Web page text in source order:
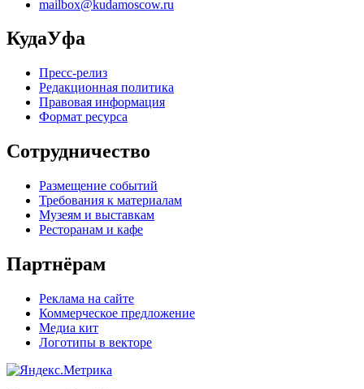
mailbox@kudamoscow.ru
КудаУфа
Пресс-релиз
Редакционная политика
Правовая информация
Формат ресурса
Сотрудничество
Размещение событий
Требования к материалам
Музеям и выставкам
Ресторанам и кафе
Партнёрам
Реклама на сайте
Коммерческое предложение
Медиа кит
Логотипы в векторе